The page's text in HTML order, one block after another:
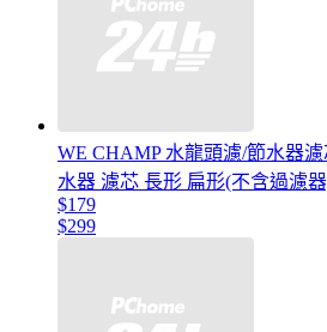
WE CHAMP 水龍頭濾/節水器
水器 濾芯 長形 扁形(不含過濾
$179
$299